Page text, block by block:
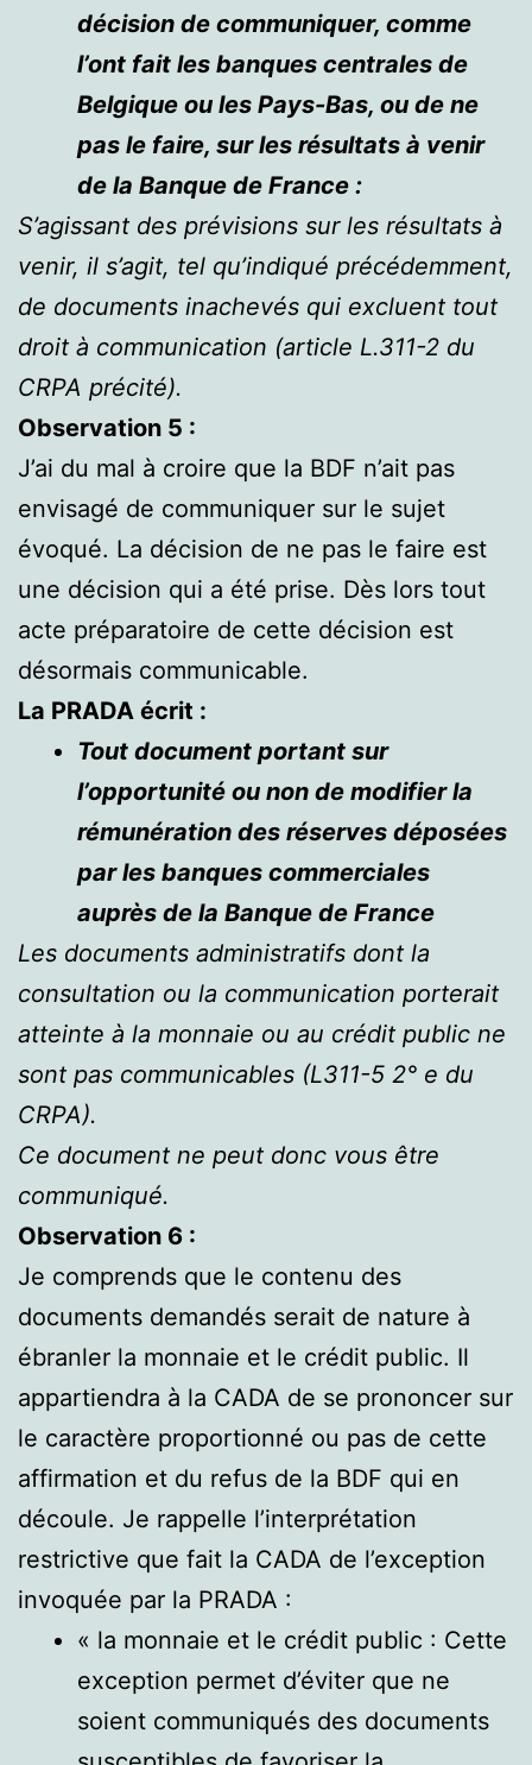
décision de communiquer, comme
l’ont fait les banques centrales de
Belgique ou les Pays-Bas, ou de ne
pas le faire, sur les résultats à venir
de la Banque de France :
S’agissant des prévisions sur les résultats à
venir, il s’agit, tel qu’indiqué précédemment,
de documents inachevés qui excluent tout
droit à communication (article L.311-2 du
CRPA précité).
Observation 5 :
J’ai du mal à croire que la BDF n’ait pas
envisagé de communiquer sur le sujet
évoqué. La décision de ne pas le faire est
une décision qui a été prise. Dès lors tout
acte préparatoire de cette décision est
désormais communicable.
La PRADA écrit :
Tout document portant sur
l’opportunité ou non de modifier la
rémunération des réserves déposées
par les banques commerciales
auprès de la Banque de France
Les documents administratifs dont la
consultation ou la communication porterait
atteinte à la monnaie ou au crédit public ne
sont pas communicables (L311-5 2° e du
CRPA).
Ce document ne peut donc vous être
communiqué.
Observation 6 :
Je comprends que le contenu des
documents demandés serait de nature à
ébranler la monnaie et le crédit public. Il
appartiendra à la CADA de se prononcer sur
le caractère proportionné ou pas de cette
affirmation et du refus de la BDF qui en
découle. Je rappelle l’interprétation
restrictive que fait la CADA de l’exception
invoquée par la PRADA :
« la monnaie et le crédit public : Cette
exception permet d’éviter que ne
soient communiqués des documents